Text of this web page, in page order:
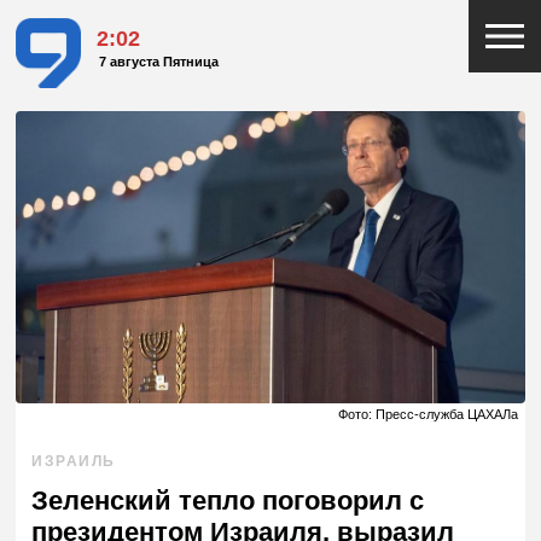
2:02
7 августа Пятница
Фото: Пресс-служба ЦАХАЛа
ИЗРАИЛЬ
Зеленский тепло поговорил с
президентом Израиля, выразил